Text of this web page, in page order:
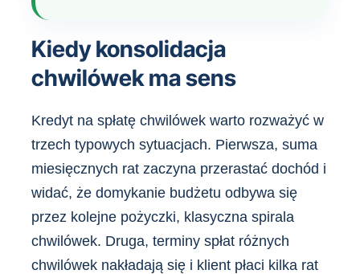
Kiedy konsolidacja
chwilówek ma sens
Kredyt na spłatę chwilówek warto rozważyć w
trzech typowych sytuacjach. Pierwsza, suma
miesięcznych rat zaczyna przerastać dochód i
widać, że domykanie budżetu odbywa się
przez kolejne pożyczki, klasyczna spirala
chwilówek. Druga, terminy spłat różnych
chwilówek nakładają się i klient płaci kilka rat